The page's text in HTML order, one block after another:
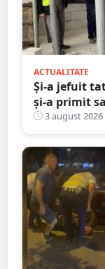
ACTUALITATE
Și-a jefuit
și-a primit
de role de
3 august 2026